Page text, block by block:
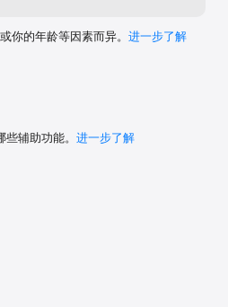
你的年龄等因素而异。 进一步了解
辅助功能。 进一步了解